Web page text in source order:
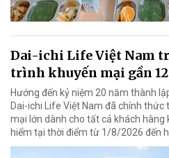
Dai-ichi Life Việt Nam
trình khuyến mại gần
Hướng đến kỷ niệm 20 năm thành
Dai-ichi Life Việt Nam đã chính
mại lớn dành cho tất cả khách hàng
hiểm tại thời điểm từ 1/8/2026 đến